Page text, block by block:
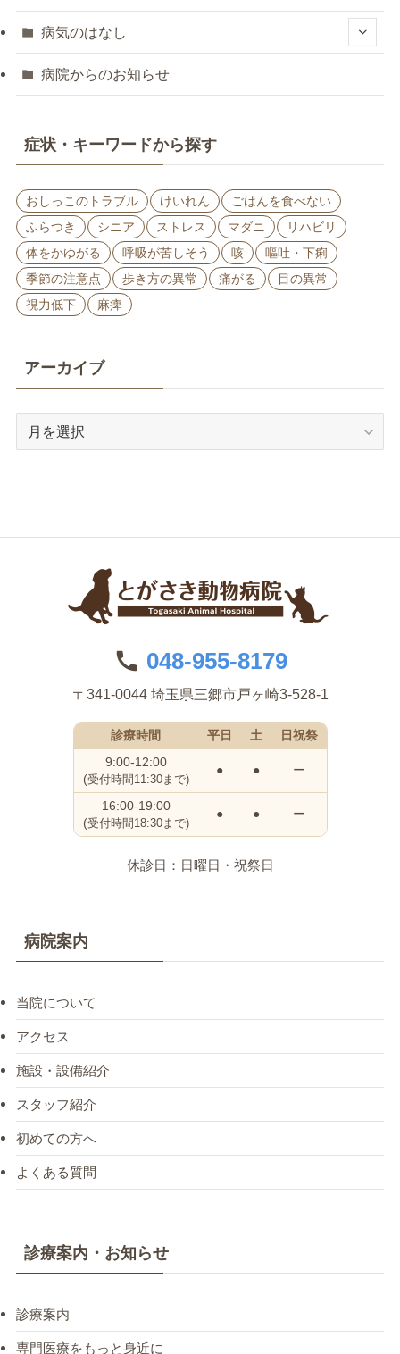
病気のはなし
病院からのお知らせ
症状・キーワードから探す
おしっこのトラブル けいれん
ごはんを食べない
ふらつき
シニア ストレス マダニ
リハビリ
体をかゆがる
呼吸が苦しそう 咳
嘔吐・下痢
季節の注意点
歩き方の異常 痛がる
目の異常
視力低下
麻痺
アーカイブ
048-955-8179
〒341-0044 埼玉県三郷市戸ヶ崎3-528-1
診療時間 平日 土
日祝祭
9:00-12:00
(受付時間11:30まで)
● ● ー
16:00-19:00
(受付時間18:30まで)
● ● ー
休診日：日曜日・祝祭日
病院案内
当院について
アクセス
施設・設備紹介
スタッフ紹介
初めての方へ
よくある質問
診療案内・お知らせ
診療案内
専門医療をもっと身近に